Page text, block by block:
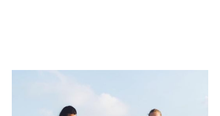
Community-basiertes Upcycling von Plastikmüll in